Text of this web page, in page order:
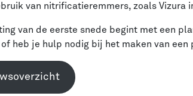
van nitrificatieremmers, zoals
van de eerste snede begint met een
heb je hulp nodig bij het maken van